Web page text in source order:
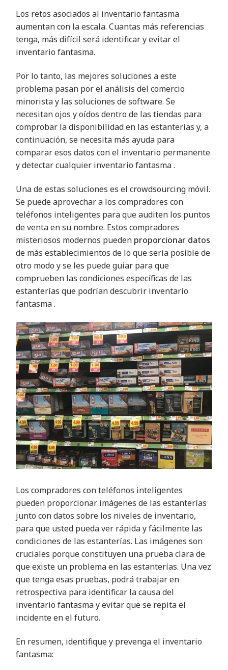
Los retos asociados al inventario fantasma
aumentan con la escala. Cuantas más referencias
tenga, más difícil será identificar y evitar el
inventario fantasma.
Por lo tanto, las mejores soluciones a este
problema pasan por el análisis del comercio
minorista y las soluciones de software. Se
necesitan ojos y oídos dentro de las tiendas para
comprobar la disponibilidad en las estanterías y, a
continuación, se necesita más ayuda para
comparar esos datos con el inventario permanente
y detectar cualquier inventario fantasma.
Una de estas soluciones es el crowdsourcing móvil.
Se puede aprovechar a los compradores con
teléfonos inteligentes para que auditen los puntos
de venta en su nombre. Estos compradores
misteriosos modernos pueden proporcionar datos
de más establecimientos de lo que sería posible de
otro modo y se les puede guiar para que
comprueben las condiciones específicas de las
estanterías que podrían descubrir inventario
fantasma.
Los compradores con teléfonos inteligentes
pueden proporcionar imágenes de las estanterías
junto con datos sobre los niveles de inventario,
para que usted pueda ver rápida y fácilmente las
condiciones de las estanterías. Las imágenes son
cruciales porque constituyen una prueba clara de
que existe un problema en las estanterías. Una vez
que tenga esas pruebas, podrá trabajar en
retrospectiva para identificar la causa del
inventario fantasma y evitar que se repita el
incidente en el futuro.
En resumen, identifique y prevenga el inventario
fantasma: